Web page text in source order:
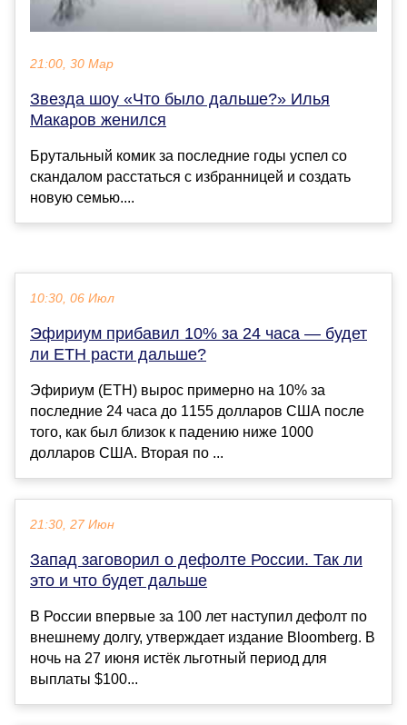
21:00, 30 Мар
Звезда шоу «Что было дальше?» Илья
Макаров женился
Брутальный комик за последние годы успел со
скандалом расстаться с избранницей и создать
новую семью....
10:30, 06 Июл
Эфириум прибавил 10% за 24 часа — будет
ли ETH расти дальше?
Эфириум (ETH) вырос примерно на 10% за
последние 24 часа до 1155 долларов США после
того, как был близок к падению ниже 1000
долларов США. Вторая по ...
21:30, 27 Июн
Запад заговорил о дефолте России. Так ли
это и что будет дальше
В России впервые за 100 лет наступил дефолт по
внешнему долгу, утверждает издание Bloomberg. В
ночь на 27 июня истёк льготный период для
выплаты $100...